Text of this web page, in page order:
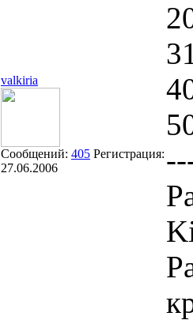
valkiria
Сообщений: 405 Регистрация:
27.06.2006